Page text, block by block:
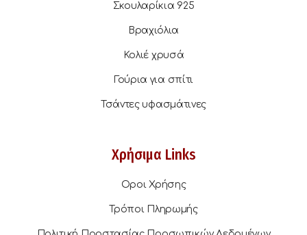
Σκουλαρίκια 925
Βραχιόλια
Κολιέ χρυσά
Γούρια για σπίτι
Τσάντες υφασμάτινες
Χρήσιμα Links
Οροι Χρήσης
Τρόποι Πληρωμής